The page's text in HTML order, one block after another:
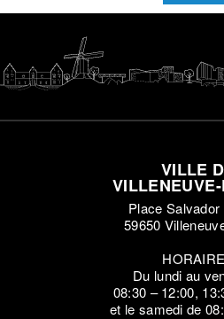
VILLE
VILLENEUVE-
Place Salvador
59650
Du lundi au
08:30 – 12:00,
et le samedi de